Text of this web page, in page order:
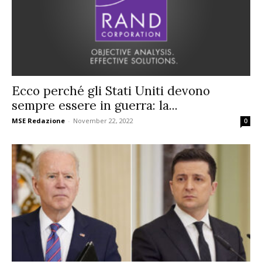
Ecco perché gli Stati Uniti devono
sempre essere in guerra: la...
MSE Redazione - November 22, 2022 0